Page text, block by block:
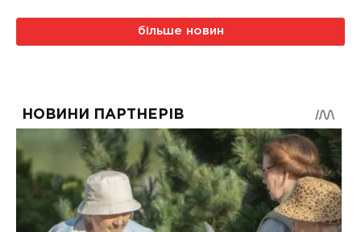
більше новин